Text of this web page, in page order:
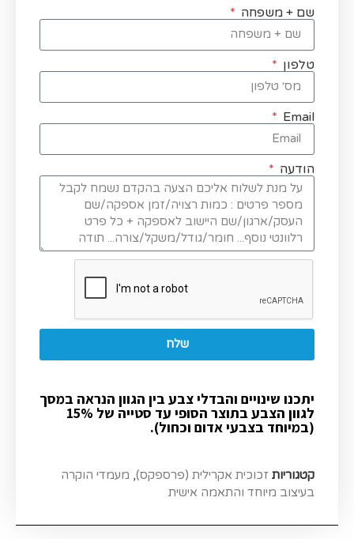
שם + משפחה
טלפון
Email
הודעה
שלח
יתכנו שינויים והבדלי צבע בין הגוון הנראה במסך
לגוון הצבע בתוצר הסופי עד סטייה של 15%
(במיוחד בצבעי אדום וכחול).
קטגוריות זכוכית אקרילית (פרספקס), מעמדי הוקרה
בעיצוב מיוחד והתאמה אישית